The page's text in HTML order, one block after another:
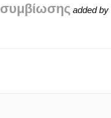
added by